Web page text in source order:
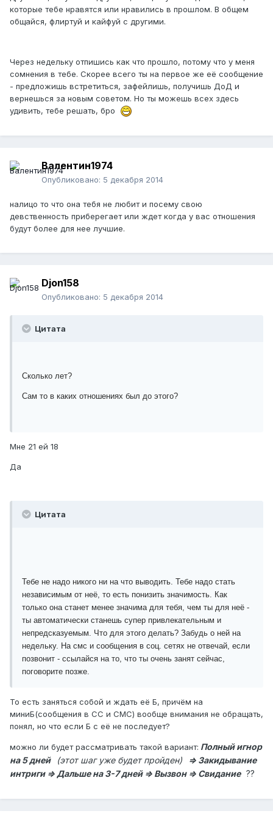
которые тебе нравятся или нравились в прошлом. В общем
общайся, флиртуй и кайфуй с другими.
Через недельку отпишись как что прошло, потому что у меня
сомнения в тебе. Скорее всего ты на первое же её сообщение
- предложишь встретиться, зафейлишь, получишь ДоД и
вернешься за новым советом. Но ты можешь всех здесь
удивить, тебе решать, бро
Валентин1974
Опубликовано: 5 декабря 2014
налицо то что она тебя не любит и посему свою
девственность приберегает или ждет когда у вас отношения
будут более для нее лучшие.
Djon158
Опубликовано: 5 декабря 2014
Цитата
Сколько лет?
Сам то в каких отношениях был до этого?
Мне 21 ей 18
Да
Цитата
Тебе не надо никого ни на что выводить. Тебе надо стать
независимым от неё, то есть понизить значимость. Как
только она станет менее значима для тебя, чем ты для неё -
ты автоматически станешь супер привлекательным и
непредсказуемым. Что для этого делать? Забудь о ней на
недельку. На смс и сообщения в соц. сетях не отвечай, если
позвонит - ссылайся на то, что ты очень занят сейчас,
поговорите позже.
То есть заняться собой и ждать её Б, причём на
миниБ(сообщения в СС и СМС) вообще внимания не обращать,
понял, но что если Б с её не последует?
можно ли будет рассматривать такой вариант: Полный игнор
на 5 дней
(этот шаг уже будет пройден)
=> Закидывание
интриги => Дальше на 3-7 дней => Вызвон => Свидание ??